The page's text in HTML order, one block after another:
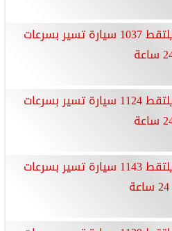
رادار المرور يلتقط 1037 سيارة تسير بسرعات
رادار المرور يلتقط 1124 سيارة تسير بسرعات
رادار المرور يلتقط 1143 سيارة تسير بسرعات